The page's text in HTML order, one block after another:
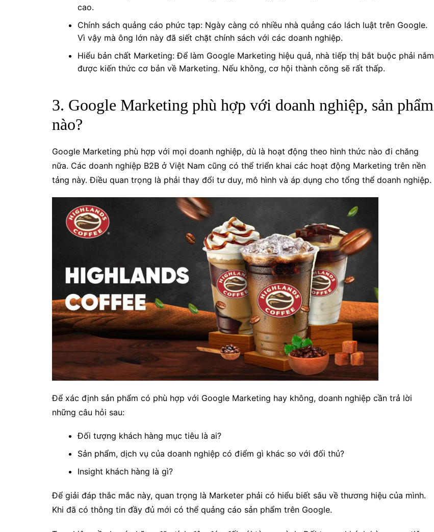
cao.
Chính sách quảng cáo phức tạp: Ngày càng có nhiều nhà quảng cáo lách luật trên Google.
Vì vậy mà ông lớn này đã siết chặt chính sách với các doanh nghiệp.
Hiểu bản chất Marketing: Để làm Google Marketing hiệu quả, nhà tiếp thị bắt buộc phải nắm
được kiến thức cơ bản về Marketing. Nếu không, cơ hội thành công sẽ rất thấp.
3. Google Marketing phù hợp với doanh nghiệp, sản phẩm
nào?
Google Marketing phù hợp với mọi doanh nghiệp, dù là hoạt động theo hình thức nào đi chăng
nữa. Các doanh nghiệp B2B ở Việt Nam cũng có thể triển khai các hoạt động Marketing trên nền
tảng này. Điều quan trọng là phải thay đổi tư duy, mô hình và áp dụng cho tổng thể doanh nghiệp.
Để xác định sản phẩm có phù hợp với Google Marketing hay không, doanh nghiệp cần trả lời
những câu hỏi sau:
Đối tượng khách hàng mục tiêu là ai?
Sản phẩm, dịch vụ của doanh nghiệp có điểm gì khác so với đối thủ?
Insight khách hàng là gì?
Để giải đáp thắc mắc này, quan trọng là Marketer phải có hiểu biết sâu về thương hiệu của mình.
Khi đã có thông tin đầy đủ mới có thể quảng cáo sản phẩm trên Google.